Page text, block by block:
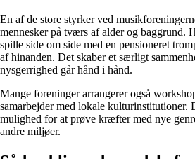
En af de store styrker ved
mennesker på tværs af alder og baggrund.
spille side om side med en pensioneret
af hinanden. Det skaber et særligt
nysgerrighed går hånd i hånd.
Mange foreninger arrangerer også
samarbejder med lokale kulturinstitutioner.
mulighed for at prøve kræfter med nye
andre miljøer.